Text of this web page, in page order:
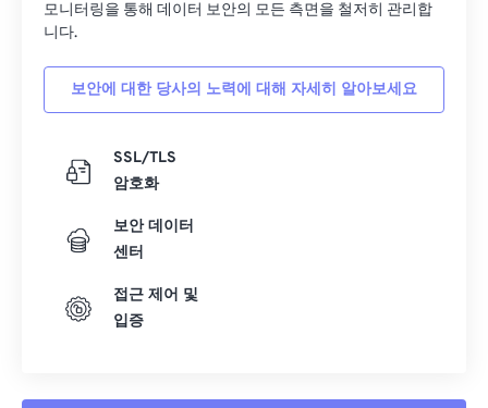
모니터링을 통해 데이터 보안의 모든 측면을 철저히 관리합
니다.
보안에 대한 당사의 노력에 대해 자세히 알아보세요
SSL/TLS
암호화
보안 데이터
센터
접근 제어 및
입증